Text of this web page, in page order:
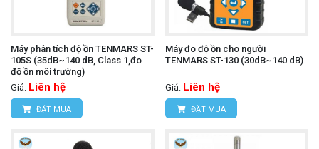
Máy phân tích độ ồn TENMARS ST-
105S (35dB~140 dB, Class 1,đo
độ ồn môi trường)
Giá: Liên hệ
ĐẶT MUA
Máy đo độ ồn cho người
TENMARS ST-130 (30dB~140 dB)
Giá: Liên hệ
ĐẶT MUA